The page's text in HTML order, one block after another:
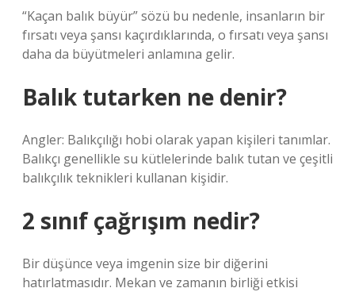
“Kaçan balık büyür” sözü bu nedenle, insanların bir
fırsatı veya şansı kaçırdıklarında, o fırsatı veya şansı
daha da büyütmeleri anlamına gelir.
Balık tutarken ne denir?
Angler: Balıkçılığı hobi olarak yapan kişileri tanımlar.
Balıkçı genellikle su kütlelerinde balık tutan ve çeşitli
balıkçılık teknikleri kullanan kişidir.
2 sınıf çağrışım nedir?
Bir düşünce veya imgenin size bir diğerini
hatırlatmasıdır. Mekan ve zamanın birliği etkisi